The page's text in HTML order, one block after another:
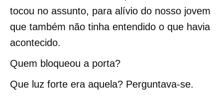
tocou no assunto, para alívio do nosso jovem
que também não tinha entendido o que havia
acontecido.
Quem bloqueou a porta?
Que luz forte era aquela? Perguntava-se.